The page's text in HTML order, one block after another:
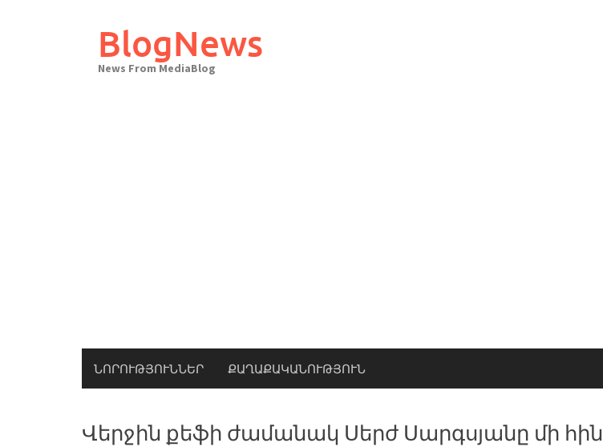
BlogNews
News From MediaBlog
ՆՈՐՈՒԹՅՈՒՆՆԵՐ ՔԱՂԱՔԱԿԱՆՈՒԹՅՈՒՆ
Վերջին քեֆի ժամանակ Սերժ Սարգսյանը մի հին